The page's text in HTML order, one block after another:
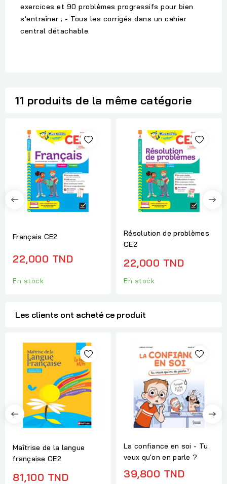
exercices et 90 problèmes progressifs pour bien
s'entraîner ; - Tous les corrigés dans un cahier
central détachable.
11 produits de la même catégorie
Français CE2
22,000 TND
En stock
Résolution de problèmes
CE2
22,000 TND
En stock
Les clients ont acheté ce produit
Maîtrise de la langue
française CE2
81,100 TND
La confiance en soi - Tu
veux qu'on en parle ?
39,800 TND